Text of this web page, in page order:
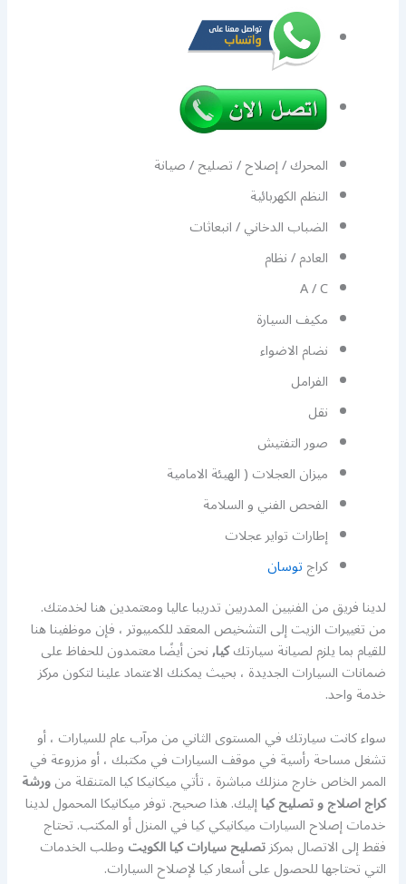
المحرك / إصلاح / تصليح / صيانة
النظم الكهربائية
الضباب الدخاني / انبعاثات
العادم / نظام
A / C
مكيف السيارة
نضام الاضواء
الفرامل
نقل
صور التفتيش
ميزان العجلات ( الهيئة الامامية
الفحص الفني و السلامة
إطارات تواير عجلات
كراجتوسان
لدينا فريق من الفنيين المدربين تدريبا عاليا ومعتمدين هنا لخدمتك.
من تغييرات الزيت إلى التشخيص المعقد للكمبيوتر ، فإن موظفينا هنا
للقيام بما يلزم لصيانة سيارتككيا,نحن أيضًا معتمدون للحفاظ على
ضمانات السيارات الجديدة ، بحيث يمكنك الاعتماد علينا لتكون مركز
خدمة واحد.
سواء كانت سيارتك في المستوى الثاني من مرآب عام للسيارات ، أو
تشغل مساحة رأسية في موقف السيارات في مكتبك ، أو مزروعة في
الممر الخاص خارج منزلك مباشرة ، تأتي ميكانيكا كيا المتنقلة منورشة
كراج اصلاج و تصليح كياإليك. هذا صحيح. توفر ميكانيكا المحمول لدينا
خدمات إصلاح السيارات ميكانيكي كيا في المنزل أو المكتب. تحتاج
فقط إلى الاتصال بمركزتصليح سيارات كيا الكويتوطلب الخدمات
التي تحتاجها للحصول على أسعار كيا لإصلاح السيارات.